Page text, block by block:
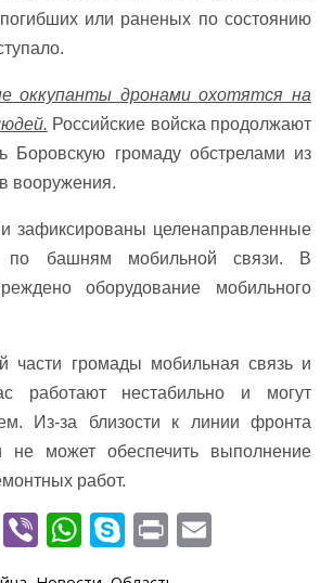
или раненых по состоянию
оккупанты дронами охотятся на
Российские войска продолжают
Боровскую громаду обстрелами из
вооружения.
зафиксированы целенаправленные
по башням мобильной связи. В
оборудование мобильного
части громады мобильная связь и
работают нестабильно и могут
Из-за близости к линии фронта
не может обеспечить выполнение
работ.
T
el
Vi W S
k
Pr